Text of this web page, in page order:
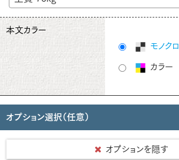
本文カラー
モノクロ
カラー
オプション選択（任意）
オプションを隠す